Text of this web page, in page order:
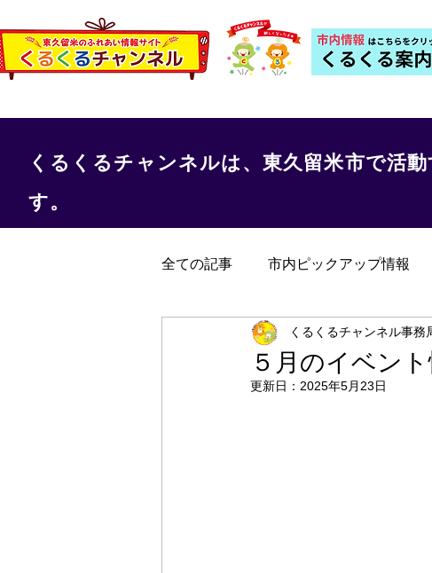
くるくるチャンネルは、東久留米市で活
す。
全ての記事 市内ピックアップ情報
くるくる保健室 事務局からの
５月のイベン
くるくるチャンネル事務
更新日： 2025年5月23日